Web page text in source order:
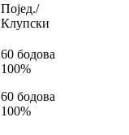
Појед./
Клупски
60 бодова
100%
60 бодова
100%